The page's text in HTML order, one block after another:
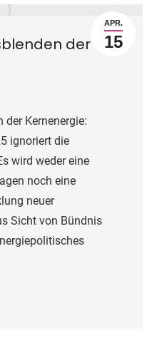
APR.
15
der
Kernenergie:
ignoriert die
wird weder eine
noch eine
neuer
Sicht von Bündnis